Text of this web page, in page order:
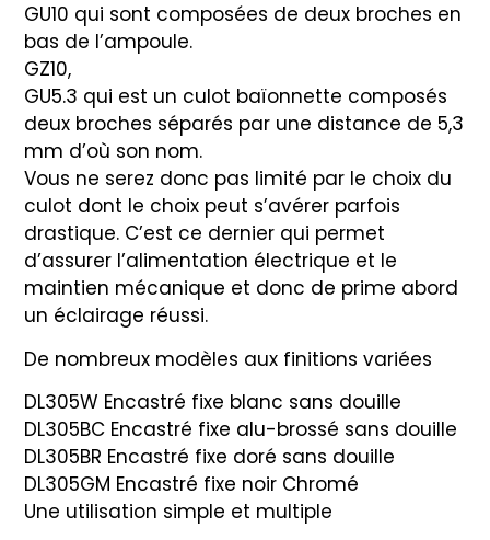
GU10 qui sont composées de deux broches en
bas de l’ampoule.
GZ10,
GU5.3 qui est un culot baïonnette composés
deux broches séparés par une distance de 5,3
mm d’où son nom.
Vous ne serez donc pas limité par le choix du
culot dont le choix peut s’avérer parfois
drastique. C’est ce dernier qui permet
d’assurer l’alimentation électrique et le
maintien mécanique et donc de prime abord
un éclairage réussi.
De nombreux modèles aux finitions variées
DL305W Encastré fixe blanc sans douille
DL305BC Encastré fixe alu-brossé sans douille
DL305BR Encastré fixe doré sans douille
DL305GM Encastré fixe noir Chromé
Une utilisation simple et multiple